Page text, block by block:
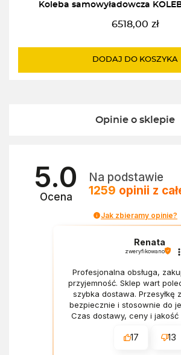
Koleba samowyładowcza
6518,00 zł
DODAJ DO KOSZYKA
Opinie o sklepie
5.0
Ocena
Na podstawie
1259 opinii z
Jak zbieramy opinie?
Renata
zweryfikowano
Profesjonalna obsługa,
przyjemność. Sklep wart
szybka dostawa. Przesyłkę
bezpiecznie i stosownie do
Czas dostawy, ceny i
17 13